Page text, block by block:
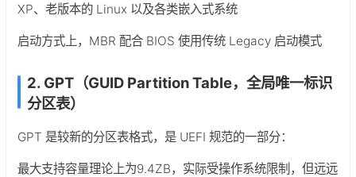
XP、老版本的 Linux 以及各类嵌入式系统
启动方式上，MBR 配合 BIOS 使用传统 Legacy 启动模式
2. GPT（GUID Partition Table，全局唯一标识
分区表）
GPT 是较新的分区表格式，是 UEFI 规范的一部分：
最大支持容量理论上为9.4ZB，实际受操作系统限制，但远远